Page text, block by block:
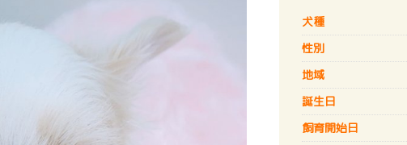
犬種
性別
地域
誕生日
飼育開始日